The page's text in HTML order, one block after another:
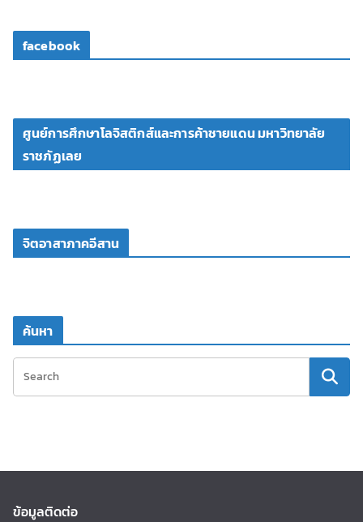
facebook
ศูนย์การศึกษาโลจิสติกส์และการค้าชายแดน มหาวิทยาลัย
ราชภัฏเลย
จิตอาสาภาคอีสาน
ค้นหา
ข้อมูลติดต่อ